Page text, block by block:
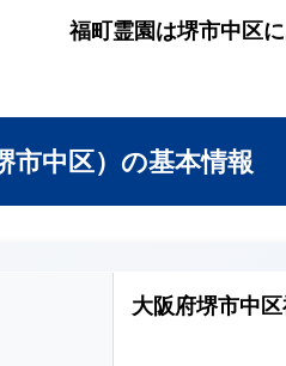
福町霊園は堺市中区
市中区）の基本情報
大阪府堺市中